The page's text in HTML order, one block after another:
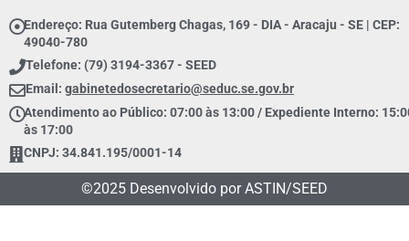
Endereço: Rua Gutemberg Chagas, 169 - DIA - Aracaju - SE | CEP:
49040-780
Telefone: (79) 3194-3367 - SEED
Email: gabinetedosecretario@seduc.se.gov.br
Atendimento ao Público: 07:00 às 13:00 / Expediente Interno:
às 17:00
CNPJ: 34.841.195/0001-14
©2025 Desenvolvido por ASTIN/SEED